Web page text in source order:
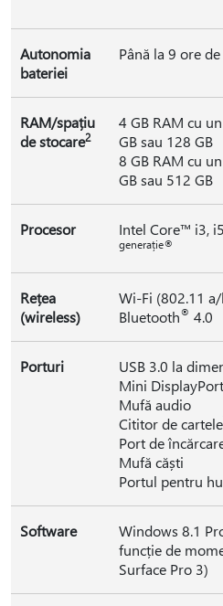
Autonomia
bateriei
Până la 9 ore
RAM/spațiu
de stocare2
4 GB RAM cu
GB sau 128 GB
8 GB RAM cu
GB sau 512 GB
Procesor Intel Core™ i3,
generație®
Rețea
(wireless)
Wi-Fi (802.11
Bluetooth® 4.0
Porturi
USB 3.0 la
Mini DisplayPort
Mufă audio
Cititor de cartele
Port de
Mufă căști
Portul pentru
Software
Windows 8.1
funcție de
Surface Pro 3)